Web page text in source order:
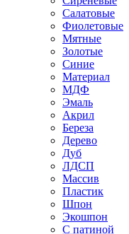
Салатовые
Фиолетовые
Мятные
Золотые
Синие
Материал
МДФ
Эмаль
Акрил
Береза
Дерево
Дуб
ЛДСП
Массив
Пластик
Шпон
Экошпон
С патиной